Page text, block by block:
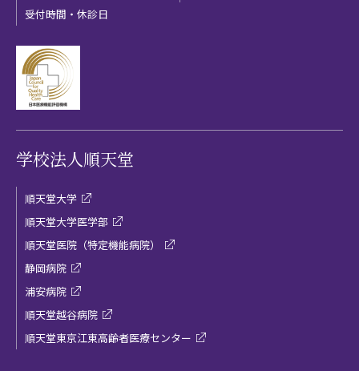
受付時間・休診日
学校法人順天堂
順天堂大学
順天堂大学医学部
順天堂医院（特定機能病院）
静岡病院
浦安病院
順天堂越谷病院
順天堂東京江東高齢者医療センター